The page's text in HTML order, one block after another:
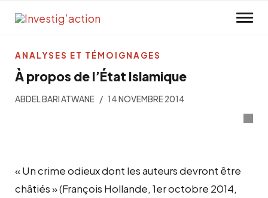
À propos de l’État Islamique
ABDEL BARI ATWANE 14 NOVEMBRE 2014
« Un crime odieux dont les auteurs devront être
châtiés » (François Hollande, 1er octobre 2014,
ANALYSES ET TÉMOIGNAGES